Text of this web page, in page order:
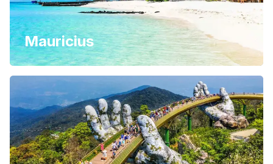
Mauricius